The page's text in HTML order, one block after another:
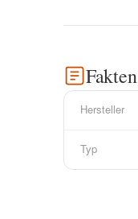
Fakten
Hersteller
Typ